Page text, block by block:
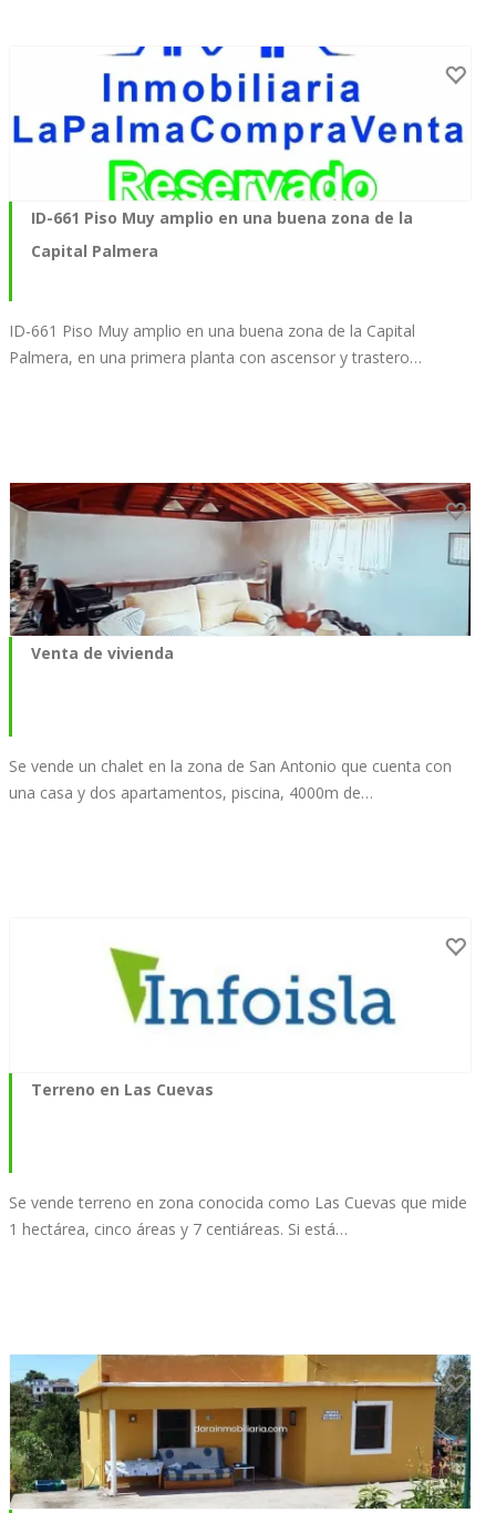
ID-661 Piso Muy amplio en una buena zona de la
Capital Palmera
ID-661 Piso Muy amplio en una buena zona de la Capital
Palmera, en una primera planta con ascensor y trastero…
Venta de vivienda
Se vende un chalet en la zona de San Antonio que cuenta con
una casa y dos apartamentos, piscina, 4000m de…
Terreno en Las Cuevas
Se vende terreno en zona conocida como Las Cuevas que mide
1 hectárea, cinco áreas y 7 centiáreas. Si está…